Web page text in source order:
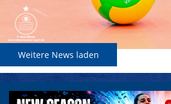
Weitere News laden